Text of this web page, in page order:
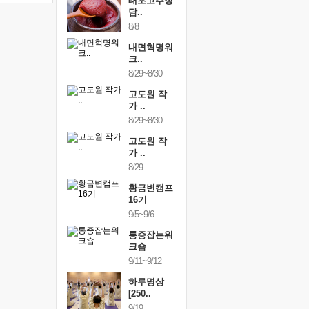
담..
8/8
내면혁명워
크..
8/29~8/30
고도원 작
가 ..
8/29~8/30
고도원 작
가 ..
8/29
황금변캠프
16기
9/5~9/6
통증잡는워
크숍
9/11~9/12
하루명상
[250..